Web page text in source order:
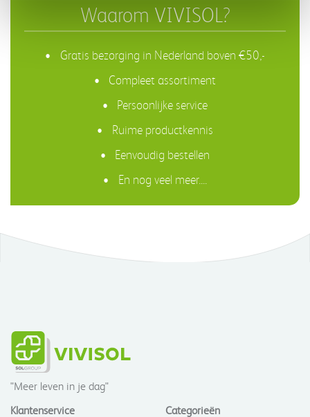
Waarom VIVISOL?
Gratis bezorging in Nederland boven €50,-
Compleet assortiment
Persoonlijke service
Ruime productkennis
Eenvoudig bestellen
En nog veel meer....
"Meer leven in je dag"
Klantenservice
Categorieën